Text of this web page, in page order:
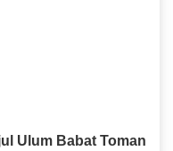
Ulum Babat Toman